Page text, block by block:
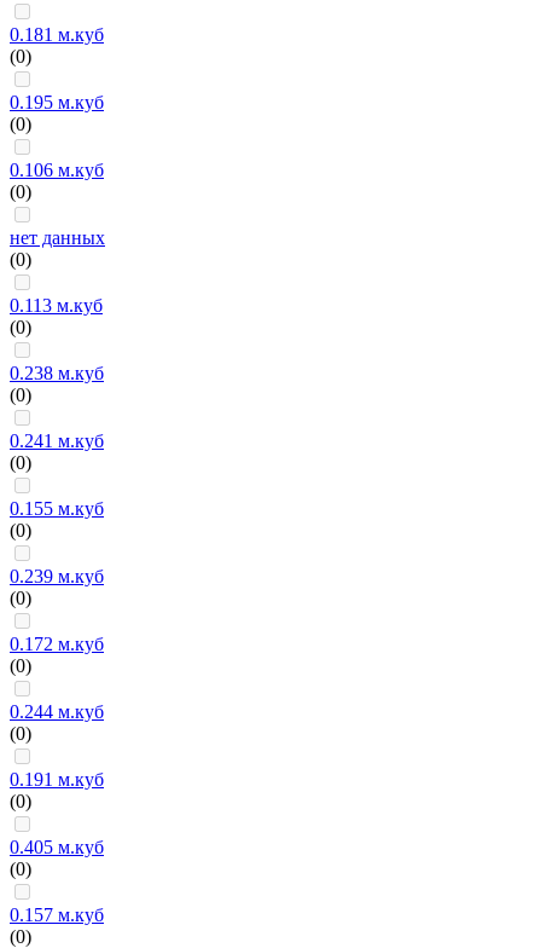
0.181 м.куб
(0)
0.195 м.куб
(0)
0.106 м.куб
(0)
нет данных
(0)
0.113 м.куб
(0)
0.238 м.куб
(0)
0.241 м.куб
(0)
0.155 м.куб
(0)
0.239 м.куб
(0)
0.172 м.куб
(0)
0.244 м.куб
(0)
0.191 м.куб
(0)
0.405 м.куб
(0)
0.157 м.куб
(0)